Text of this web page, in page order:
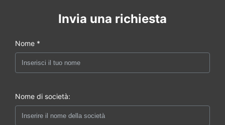
Invia una richiesta
Nome *
Nome di società: